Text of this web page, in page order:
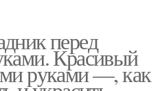
перед
Красивый
руками —, как